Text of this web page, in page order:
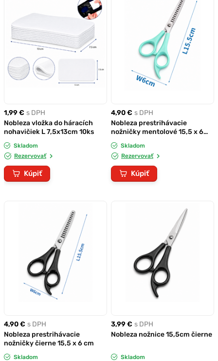
1,99 € s DPH
Nobleza vložka do háracích
nohavičiek L 7,5x13cm 10ks
Skladom
Rezervovať
Kúpiť
4,90 € s DPH
Nobleza prestrihávacie
nožničky mentolové 15,5 x 6
cm
Skladom
Rezervovať
Kúpiť
4,90 € s DPH
Nobleza prestrihávacie
nožničky čierne 15,5 x 6 cm
Skladom
3,99 € s DPH
Nobleza nožnice 15,5cm čierne
Skladom